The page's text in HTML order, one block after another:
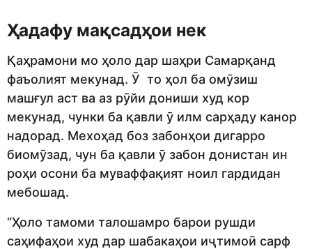
Ҳадафу мақсадҳои нек
Қаҳрамони мо ҳоло дар шаҳри Самарқанд
фаъолият мекунад. Ӯ то ҳол ба омӯзиш
машғул аст ва аз рӯйи дониши худ кор
мекунад, чунки ба қавли ӯ илм сарҳаду канор
надорад. Мехоҳад боз забонҳои дигарро
биомӯзад, чун ба қавли ӯ забон донистан ин
роҳи осони ба муваффақият ноил гардидан
мебошад.
“Ҳоло тамоми талошамро барои рушди
саҳифаҳои худ дар шабакаҳои иҷтимоӣ сарф